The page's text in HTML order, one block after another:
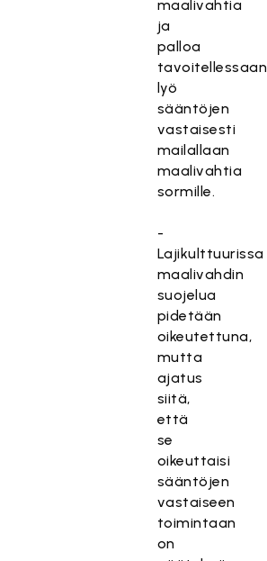
maalivahtia
ja
palloa
tavoitellessaan
lyö
sääntöjen
vastaisesti
mailallaan
maalivahtia
sormille.
-
Lajikulttuurissa
maalivahdin
suojelua
pidetään
oikeutettuna,
mutta
ajatus
siitä,
että
se
oikeuttaisi
sääntöjen
vastaiseen
toimintaan
on